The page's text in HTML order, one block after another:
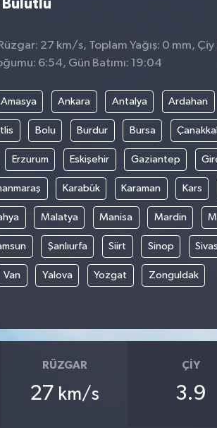
Bulutlu
27 km/s, Toplam Yağış: 0 mm,
6:54, Gün Batımı: 19:04
Amasya Ankara Antalya Ardahan
Bolu Burdur Bursa
Erzurum Eskişehir Gaziantep
Karabük Karaman Kars
Malatya Manisa Mardin
Şanlıurfa Siirt Sinop Sivas
Van Yalova Yozgat Zonguldak
RÜZGAR
27 km/s
ÇIY
3.9